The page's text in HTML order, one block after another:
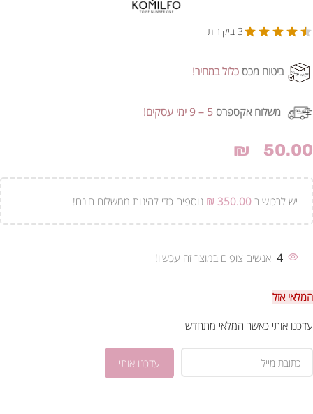
3 ביקורות
ביטוח מכס כלול במחיר!
משלוח אקספרס 5 – 9 ימי עסקים!
₪ 50.00
יש לרכוש ב ₪ 350.00 נוספים כדי להינות ממשלוח חינם!
4 אנשים צופים במוצר זה עכשיו!
המלאי אזל
עדכנו אותי כאשר המלאי מתחדש